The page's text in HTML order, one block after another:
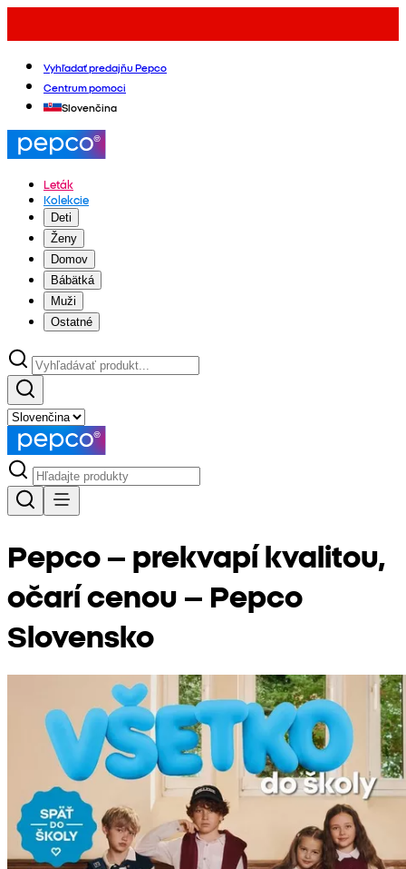
Vyhľadať predajňu Pepco
Centrum pomoci
Slovenčina
Leták
Kolekcie
Deti
Ženy
Domov
Bábätká
Muži
Ostatné
Pepco – prekvapí kvalitou,
očarí cenou – Pepco
Slovensko